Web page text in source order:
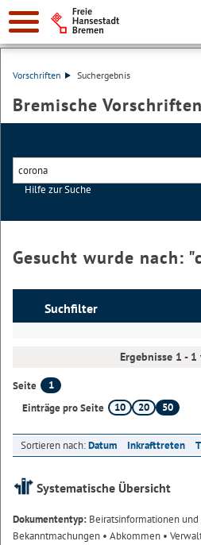
Vorschriften Suchergebnis
Bremische Vorschriften
Hilfe zur Suche
Gesucht wurde nach: "
Suchfilter
Ergebnisse 1 -
Seite
1
Einträge pro Seite
10 20 50
Sortieren nach:Datum Inkrafttreten
Systematische Übersicht
Dokumententyp: Beiratsinformationen
Bekanntmachungen • Abkommen •